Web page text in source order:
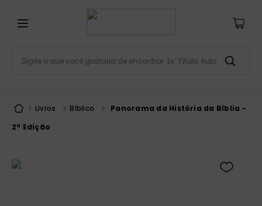
Livros Bíblico
Panorama da História da Bíblia -
2ª Edição
2º liturgia